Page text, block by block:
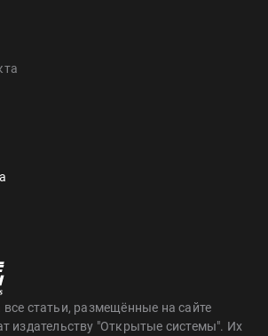
статьи, размещённые на сайте
издательству "Открытые системы". Их